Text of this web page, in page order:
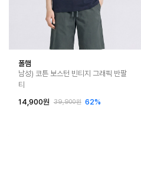
폴햄
남성) 코튼 보스턴 빈티지 그래픽 반팔
티
14,900원
39,900원 62%